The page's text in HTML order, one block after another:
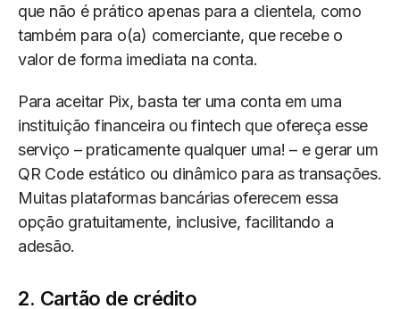
que não é prático apenas para a clientela, como
também para o(a) comerciante, que recebe o
valor de forma imediata na conta.
Para aceitar Pix, basta ter uma conta em uma
instituição financeira ou fintech que ofereça esse
serviço – praticamente qualquer uma! – e gerar um
QR Code estático ou dinâmico para as transações.
Muitas plataformas bancárias oferecem essa
opção gratuitamente, inclusive, facilitando a
adesão.
2. Cartão de crédito